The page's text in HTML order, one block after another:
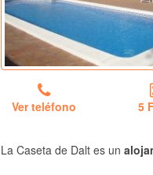
Ver teléfono 5
La Caseta de Dalt es un